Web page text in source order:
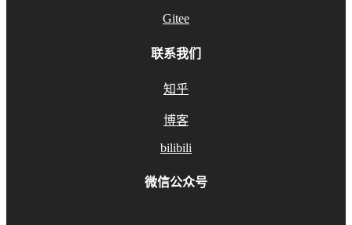
Gitee
联系我们
知乎
博客
bilibili
微信公众号